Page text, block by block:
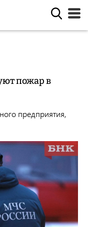
пожар в
предприятия,